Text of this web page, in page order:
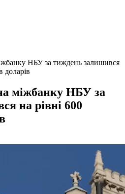
НБУ за тиждень залишився
доларів
міжбанку НБУ за
на рівні 600